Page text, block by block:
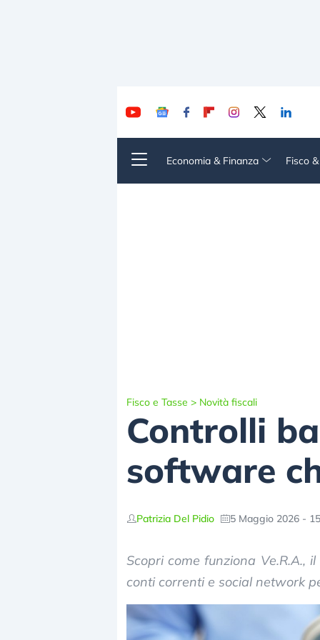
Economia & Finanza Fisco
Fisco e Tasse > Novità fiscali
Controlli
software
Patrizia Del Pidio 5 Maggio 2026 -
Scopri come funziona Ve.R.A.,
conti correnti e social network